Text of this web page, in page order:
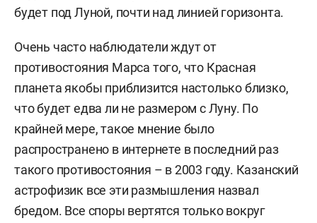
будет под Луной, почти над линией горизонта.
Очень часто наблюдатели ждут от
противостояния Марса того, что Красная
планета якобы приблизится настолько близко,
что будет едва ли не размером с Луну. По
крайней мере, такое мнение было
распространено в интернете в последний раз
такого противостояния – в 2003 году. Казанский
астрофизик все эти размышления назвал
бредом. Все споры вертятся только вокруг